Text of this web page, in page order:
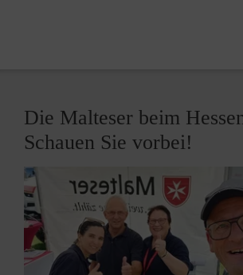
Die Malteser beim
Schauen Sie vorbei!